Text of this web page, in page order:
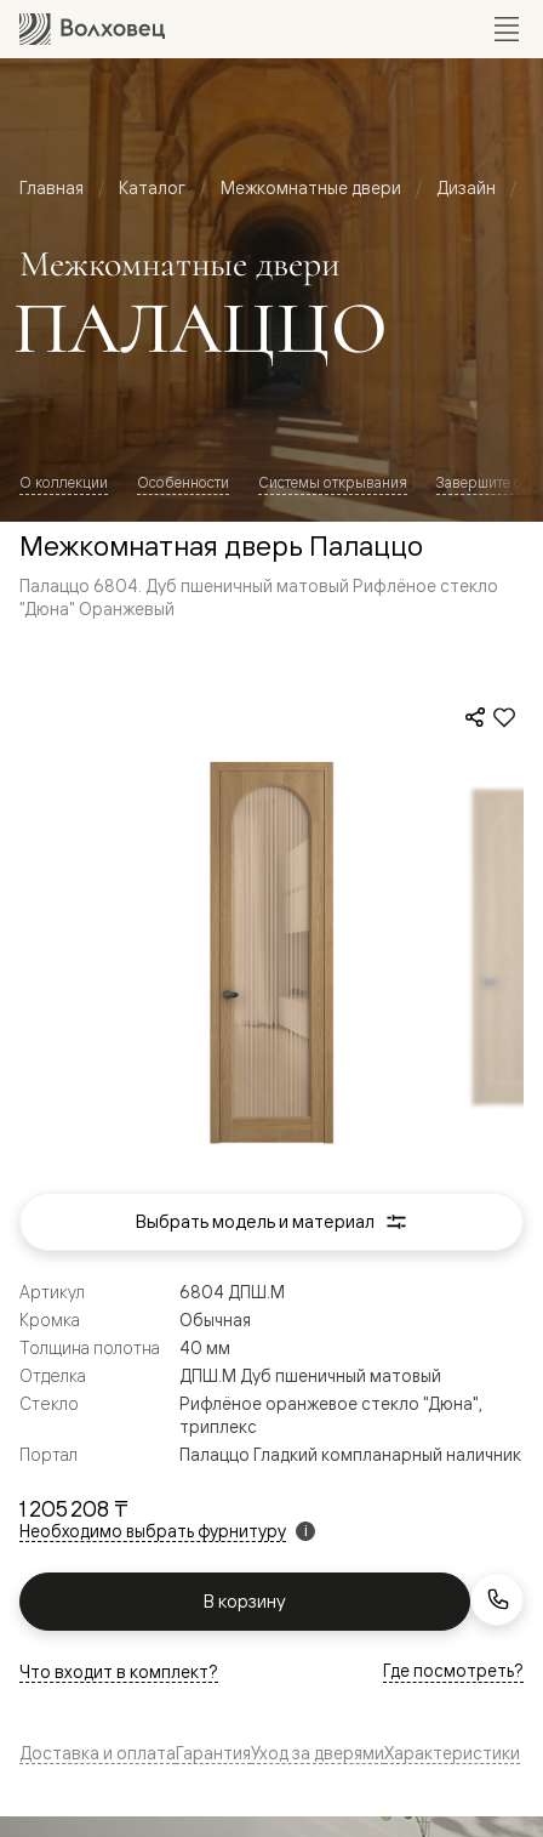
Главная Каталог Межкомнатные двери Дизайн
Межкомнатные двери
ПАЛАЦЦО
О коллекции Особенности Системы открывания Завершите
Межкомнатная дверь Палаццо
Палаццо 6804. Дуб пшеничный матовый Рифлёное стекло
"Дюна" Оранжевый
1 205 208 ₸
Необходимо выбрать фурнитуру i
В корзину
Артикул
6804 ДПШ.М
Кромка
Обычная
Толщина полотна
40 мм
Отделка
ДПШ.М Дуб пшеничный матовый
Стекло
Рифлёное оранжевое стекло "Дюна",
триплекс
Портал
Палаццо Гладкий компланарный наличник
Что входит в комплект? Где посмотреть?
Выбрать модель и материал
Доставка и оплатаГарантияУход за дверямиХарактеристики